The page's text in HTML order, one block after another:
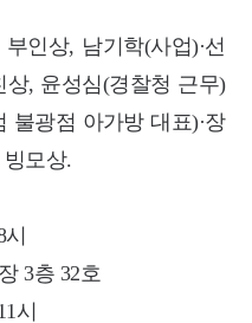
인상, 남기학(사업)·선
상, 윤성심(경찰청 근무)
불광점 아가방 대표)·장
모상.
3층 32호
시